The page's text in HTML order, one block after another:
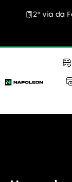
2° via da